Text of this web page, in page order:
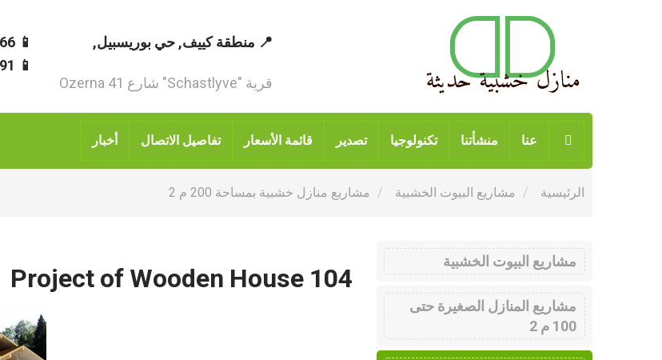
📍 منطقة كييف, حي بوريسبيل,
قرية "Schastlyve" شارع Ozerna 41
📱 66 99 910 96 380+
📱 91 34 370 67 380+
عنا منشأتنا تكنولوجيا تصدير قائمة الأسعار تفاصيل الاتصال أخبار
الرئيسية مشاريع البيوت الخشبية مشاريع منازل خشبية بمساحة 200 م 2
Project of Wooden House 104
مشاريع البيوت الخشبية
مشاريع المنازل الصغيرة حتى
100 م 2